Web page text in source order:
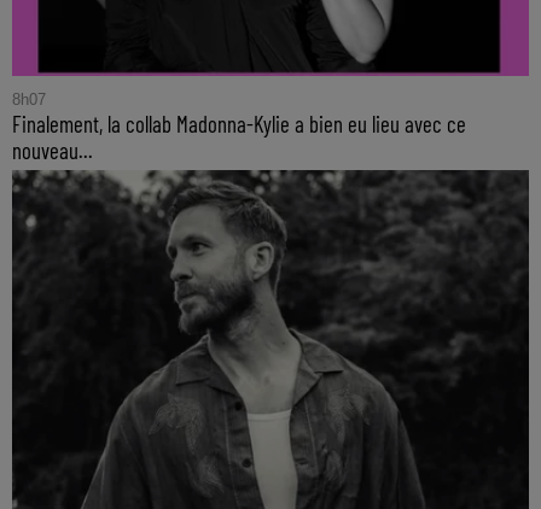
8h07
Finalement, la collab Madonna-Kylie a bien eu lieu avec ce
nouveau...